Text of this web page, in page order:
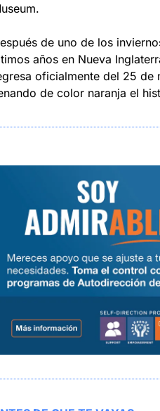
de uno de los
años en Nueva
oficialmente del 25 de
de color naranja el